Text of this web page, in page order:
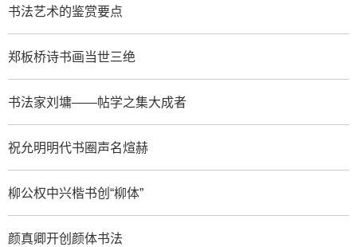
书法艺术的鉴赏要点
郑板桥诗书画当世三绝
书法家刘墉——帖学之集大成者
祝允明明代书圈声名煊赫
柳公权中兴楷书创“柳体”
颜真卿开创颜体书法